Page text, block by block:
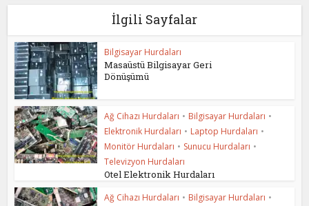
İlgili Sayfalar
Bilgisayar Hurdaları
Masaüstü Bilgisayar Geri
Dönüşümü
Ağ Cihazı Hurdaları • Bilgisayar Hurdaları •
Elektronik Hurdaları • Laptop Hurdaları •
Monitör Hurdaları • Sunucu Hurdaları •
Televizyon Hurdaları
Otel Elektronik Hurdaları
Ağ Cihazı Hurdaları • Bilgisayar Hurdaları •